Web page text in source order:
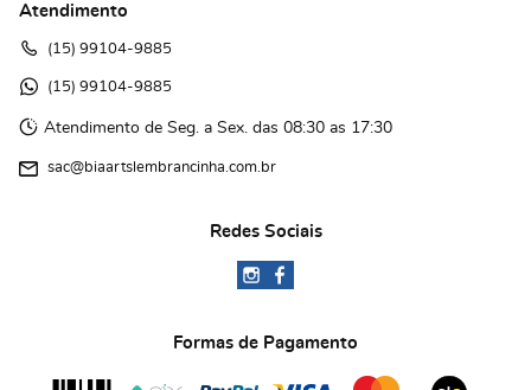
Atendimento
(15) 99104-9885
(15) 99104-9885
Atendimento de Seg. a Sex. das 08:30 as 17:30
sac@biaartslembrancinha.com.br
Redes Sociais
Formas de Pagamento